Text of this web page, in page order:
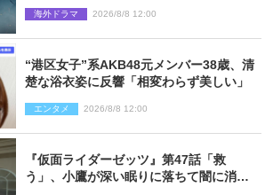
海外ドラマ 2026/8/8 12:00
“港区女子”系AKB48元メンバー38歳、清
楚な浴衣姿に反響「相変わらず美しい」
エンタメ 2026/8/8 12:00
『仮面ライダーゼッツ』第47話「救
う」、小鷹が深い眠りに落ちて闇に消え